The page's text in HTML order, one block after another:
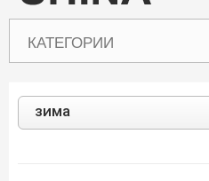
КАТЕГОРИИ
зима